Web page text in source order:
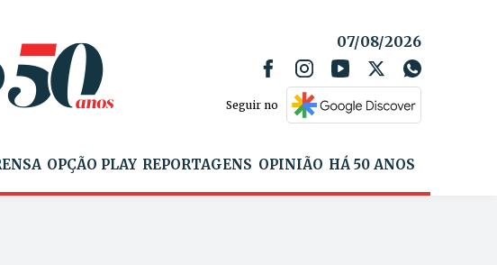
07/08/2026
Seguir no
OPÇÃO PLAY REPORTAGENS OPINIÃO HÁ 50 ANOS